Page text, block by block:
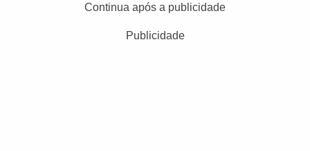
Continua após a publicidade
Publicidade